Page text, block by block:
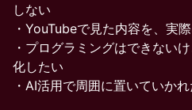
しない
・YouTubeで見た内容を、実
・プログラミングはできない
化したい
・AI活用で周囲に置いていか